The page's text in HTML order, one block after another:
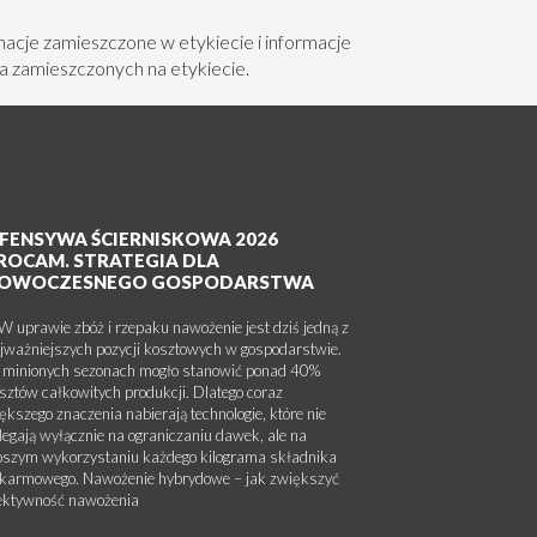
poza głębokość, na którą
małoobszarowych ponosi
zamieszczone w etykiecie i informacje
na etykiecie.
ŚCIERNISKOWA 2026
STRATEGIA DLA
GOSPODARSTWA
uprawie zbóż i rzepaku nawożenie jest dziś jedną z
pozycji kosztowych w gospodarstwie.
sezonach mogło stanowić ponad 40%
całkowitych produkcji. Dlatego coraz
znaczenia nabierają technologie, które nie
wyłącznie na ograniczaniu dawek, ale na
wykorzystaniu każdego kilograma składnika
Nawożenie hybrydowe – jak zwiększyć
nawożenia